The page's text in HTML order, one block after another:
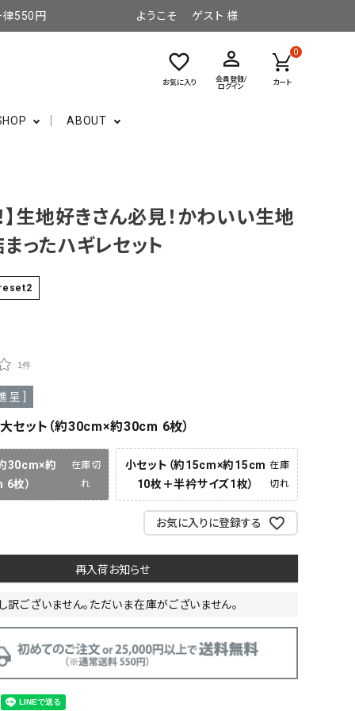
律550円 ようこそ ゲスト 様
favorite_border
お気に入り
perm_identity
会員登録/
ログイン
0
カート
ABOUT
】生地好きさん必見！かわいい生地
ったハギレセット
1件
呈 ]
大セット（約30cm×約30cm 6枚）
30cm×約
枚）
在庫切
れ
小セット（約15cm×約15cm
10枚＋半衿サイズ1枚）
在庫
切れ
お気に入りに登録する
再入荷お知らせ
訳ございません。ただいま在庫がございません。